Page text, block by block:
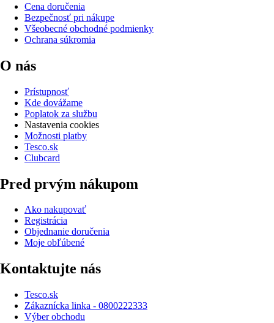
Cena doručenia
Bezpečnosť pri nákupe
Všeobecné obchodné podmienky
Ochrana súkromia
O nás
Prístupnosť
Kde dovážame
Poplatok za službu
Nastavenia cookies
Možnosti platby
Tesco.sk
Clubcard
Pred prvým nákupom
Ako nakupovať
Registrácia
Objednanie doručenia
Moje obľúbené
Kontaktujte nás
Tesco.sk
Zákaznícka linka - 0800222333
Výber obchodu